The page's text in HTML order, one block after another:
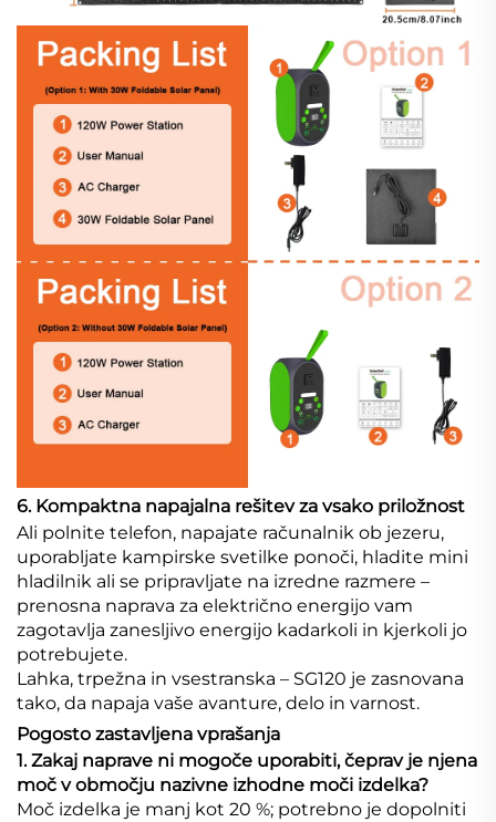
6. Kompaktna napajalna rešitev za vsako priložnost
Ali polnite telefon, napajate računalnik ob jezeru,
uporabljate kampirske svetilke ponoči, hladite mini
hladilnik ali se pripravljate na izredne razmere –
prenosna naprava za električno energijo vam
zagotavlja zanesljivo energijo kadarkoli in kjerkoli jo
potrebujete.
Lahka, trpežna in vsestranska – SG120 je zasnovana
tako, da napaja vaše avanture, delo in varnost.
Pogosto zastavljena vprašanja
1. Zakaj naprave ni mogoče uporabiti, čeprav je njena
moč v območju nazivne izhodne moči izdelka?
Moč izdelka je manj kot 20 %; potrebno je dopolniti